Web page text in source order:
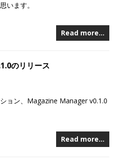
います。
Read more…
のリリース
ョン、Magazine Manager v0.1.0
Read more…